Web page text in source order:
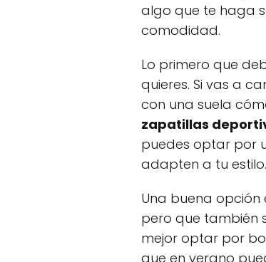
algo que te haga
comodidad.
Lo primero que
quieres. Si vas a
con una suela
zapatillas
puedes optar por
adapten a tu estilo.
Una buena
pero que también
mejor optar por
que en verano